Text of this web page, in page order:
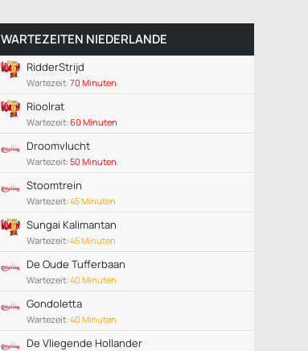
WARTEZEITEN NIEDERLANDE
RidderStrijd
Wartezeit: 70 Minuten
Rioolrat
Wartezeit: 60 Minuten
Droomvlucht
Wartezeit: 50 Minuten
Stoomtrein
Wartezeit: 45 Minuten
Sungai Kalimantan
Wartezeit: 45 Minuten
De Oude Tufferbaan
Wartezeit: 40 Minuten
Gondoletta
Wartezeit: 40 Minuten
De Vliegende Hollander